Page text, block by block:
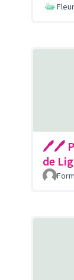
🖊🖊
de